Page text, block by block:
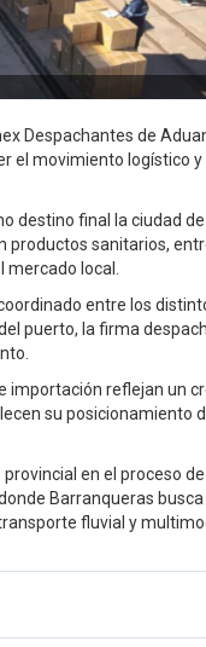
Despachantes de
el movimiento logístico y
destino final la ciudad
sanitarios,
local.
entre los
puerto, la firma
importación reflejan un
su posicionamiento
en el proceso
Barranqueras
fluvial y